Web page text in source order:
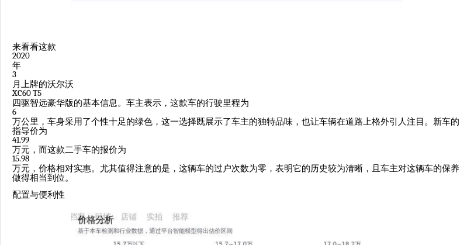
来看看这款
2020
年
3
月上牌的沃尔沃
XC60 T5
四驱智远豪华版的基本信息。车主表示，这款车的行驶里程为
6
万公里，车身采用了个性十足的绿色，这一选择既展示了车主的独特品味，也让车辆在道路上格外引人注目。新车的
指导价为
41.99
万元，而这款二手车的报价为
15.98
万元，价格相对实惠。尤其值得注意的是，这辆车的过户次数为零，表明它的历史较为清晰，且车主对这辆车的保养
做得相当到位。
配置与便利性